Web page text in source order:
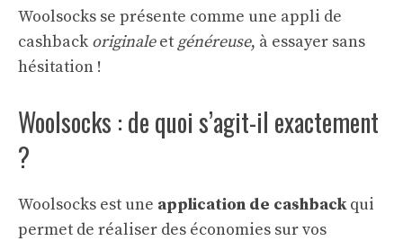
Woolsocks se présente comme une appli de
cashback originaleet généreuse, à essayer sans
hésitation !
Woolsocks : de quoi s’agit-il exactement
?
Woolsocks est une application de cashbackqui
permet de réaliser des économies sur vos